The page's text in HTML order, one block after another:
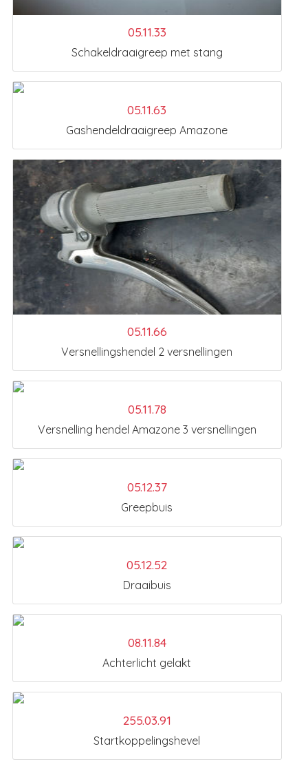
05.11.33
Schakeldraaigreep met stang
05.11.63
Gashendeldraaigreep Amazone
05.11.66
Versnellingshendel 2 versnellingen
05.11.78
Versnelling hendel Amazone 3 versnellingen
05.12.37
Greepbuis
05.12.52
Draaibuis
08.11.84
Achterlicht gelakt
255.03.91
Startkoppelingshevel